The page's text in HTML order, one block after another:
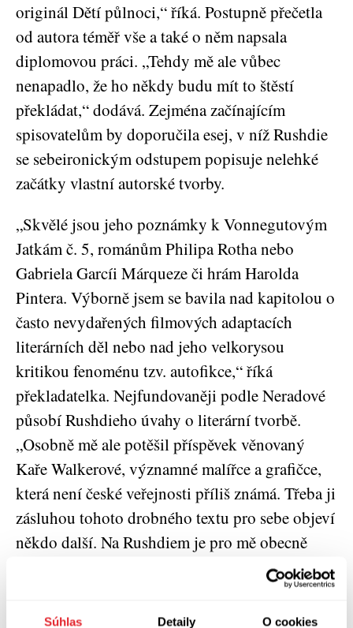
Súhlas Detaily O cookies
originál Dětí půlnoci,“ říká. Postupně přečetla
od autora téměř vše a také o něm napsala
diplomovou práci. „Tehdy mě ale vůbec
nenapadlo, že ho někdy budu mít to štěstí
překládat,“ dodává. Zejména začínajícím
spisovatelům by doporučila esej, v níž Rushdie
se sebeironickým odstupem popisuje nelehké
začátky vlastní autorské tvorby.
„Skvělé jsou jeho poznámky k Vonnegutovým
Jatkám č. 5, románům Philipa Rotha nebo
Gabriela Garcíi Márqueze či hrám Harolda
Pintera. Výborně jsem se bavila nad kapitolou o
často nevydařených filmových adaptacích
literárních děl nebo nad jeho velkorysou
kritikou fenoménu tzv. autofikce,“ říká
překladatelka. Nejfundovaněji podle Neradové
působí Rushdieho úvahy o literární tvorbě.
„Osobně mě ale potěšil příspěvek věnovaný
Kaře Walkerové, významné malířce a grafičce,
která není české veřejnosti příliš známá. Třeba ji
zásluhou tohoto drobného textu pro sebe objeví
někdo další. Na Rushdiem je pro mě obecně
cenné, že se nejen na literaturu, ale také na
společnost a její problémy dívá nepředpojatě,
pohledem člověka, který je rozkročený mezi